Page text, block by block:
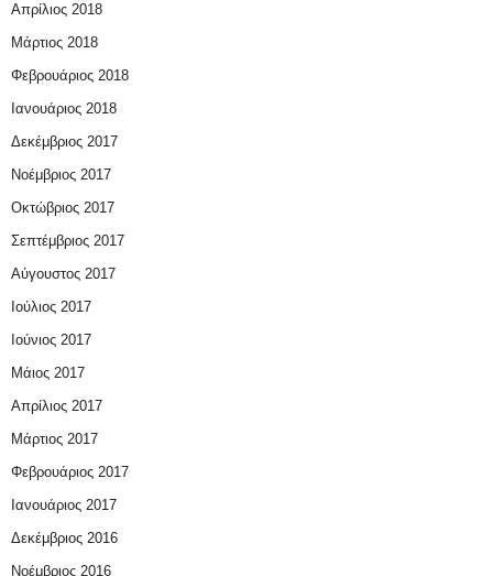
Απρίλιος 2018
Μάρτιος 2018
Φεβρουάριος 2018
Ιανουάριος 2018
Δεκέμβριος 2017
Νοέμβριος 2017
Οκτώβριος 2017
Σεπτέμβριος 2017
Αύγουστος 2017
Ιούλιος 2017
Ιούνιος 2017
Μάιος 2017
Απρίλιος 2017
Μάρτιος 2017
Φεβρουάριος 2017
Ιανουάριος 2017
Δεκέμβριος 2016
Νοέμβριος 2016